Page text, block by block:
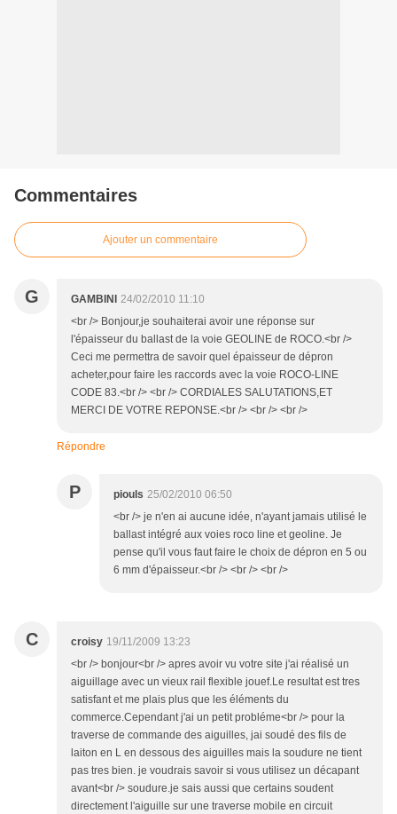
Commentaires
Ajouter un commentaire
G GAMBINI
24/02/2010 11:10
<br /> Bonjour,je souhaiterai avoir une réponse sur
l'épaisseur du ballast de la voie GEOLINE de ROCO.<br />
Ceci me permettra de savoir quel épaisseur de dépron
acheter,pour faire les raccords avec la voie ROCO-LINE
CODE 83.<br /> <br /> CORDIALES SALUTATIONS,ET
MERCI DE VOTRE REPONSE.<br /> <br /> <br />
Répondre
P piouls 25/02/2010 06:50
<br /> je n'en ai aucune idée, n'ayant jamais utilisé le
ballast intégré aux voies roco line et geoline. Je
pense qu'il vous faut faire le choix de dépron en 5 ou
6 mm d'épaisseur.<br /> <br /> <br />
C croisy 19/11/2009 13:23
<br /> bonjour<br /> apres avoir vu votre site j'ai réalisé un
aiguillage avec un vieux rail flexible jouef.Le resultat est tres
satisfant et me plais plus que les éléments du
commerce.Cependant j'ai un petit probléme<br /> pour la
traverse de commande des aiguilles, jai soudé des fils de
laiton en L en dessous des aiguilles mais la soudure ne tient
pas tres bien. je voudrais savoir si vous utilisez un décapant
avant<br /> soudure.je sais aussi que certains soudent
directement l'aiguille sur une traverse mobile en circuit